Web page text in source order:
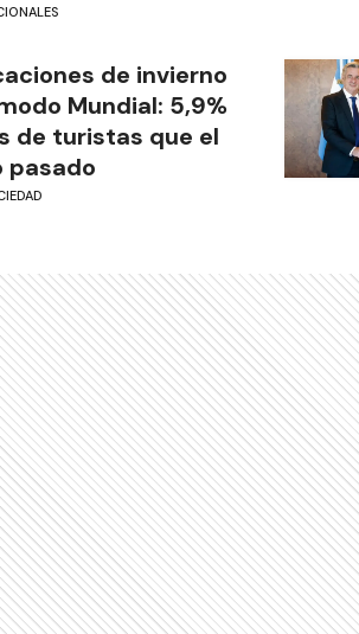
de invierno
Mundial: 5,9%
de turistas que el
pasado